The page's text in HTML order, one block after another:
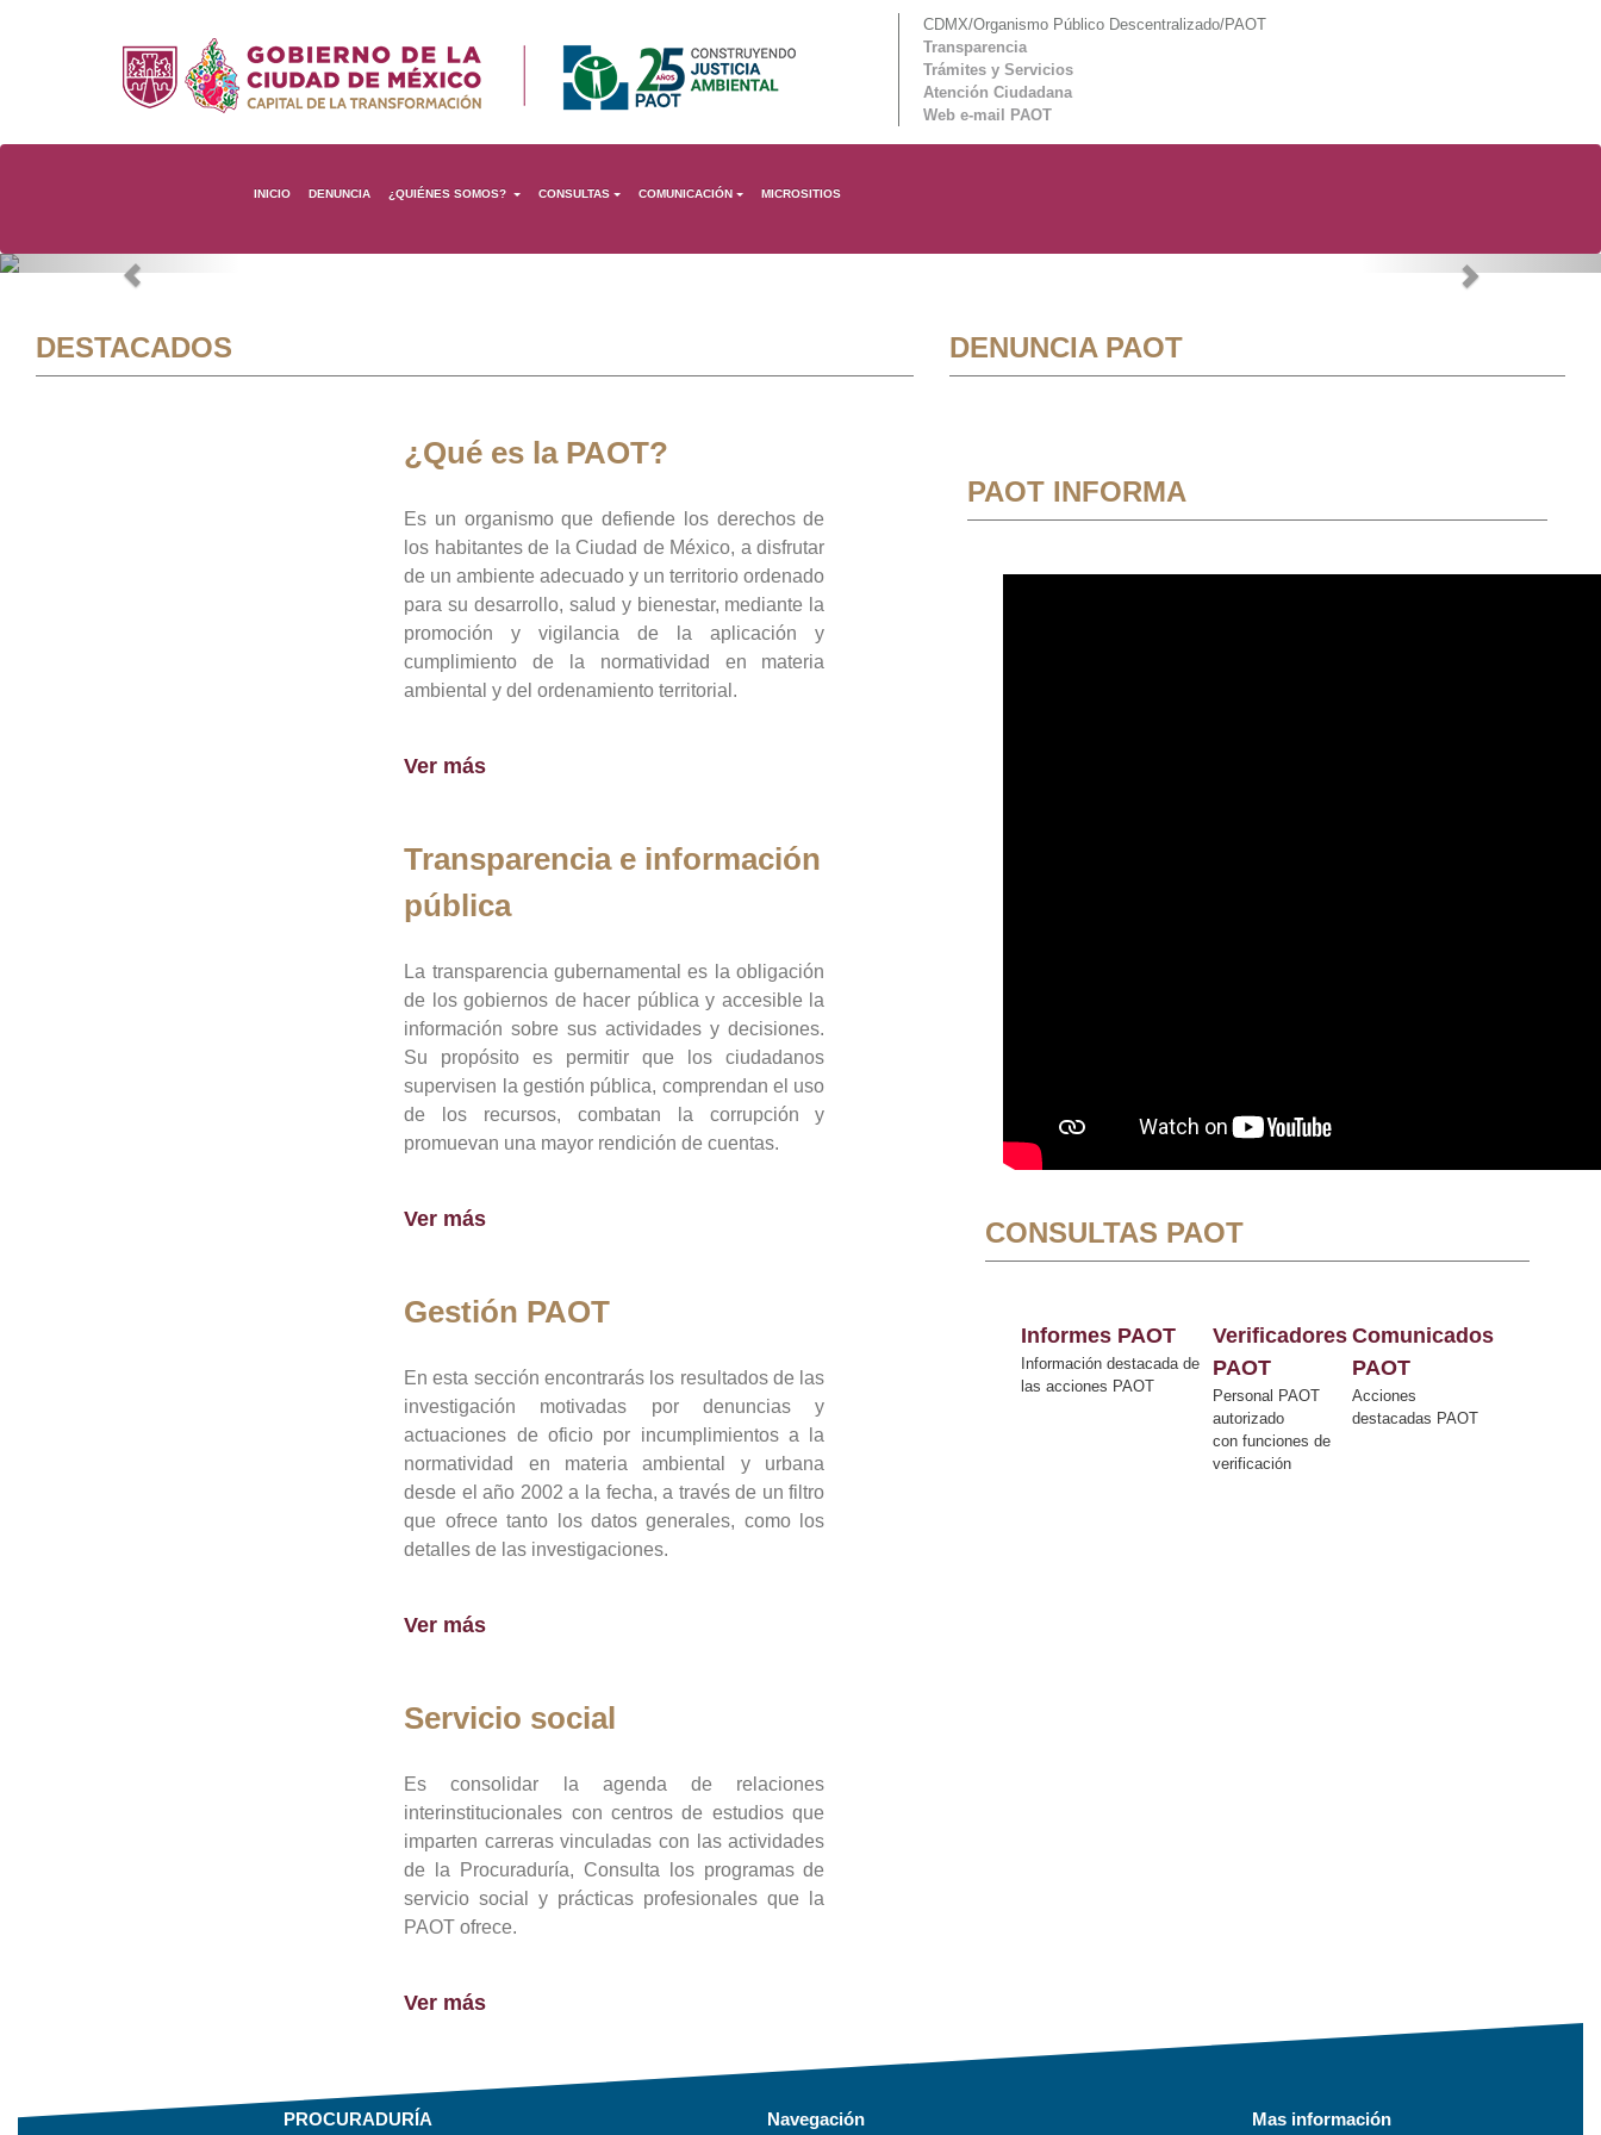
CDMX/Organismo Público Descentralizado/PAOT
Transparencia
Trámites y Servicios
Atención Ciudadana
Web e-mail PAOT
INICIO DENUNCIA ¿QUIÉNES SOMOS? CONSULTAS COMUNICACIÓN MICROSITIOS
Previous Next
DESTACADOS
¿Qué es la PAOT?
Es un organismo que defiende los derechos de
los habitantes de la Ciudad de México, a disfrutar
de un ambiente adecuado y un territorio ordenado
para su desarrollo, salud y bienestar, mediante la
promoción y vigilancia de la aplicación y
cumplimiento de la normatividad en materia
ambiental y del ordenamiento territorial.
Ver más
Transparencia e información
pública
La transparencia gubernamental es la obligación
de los gobiernos de hacer pública y accesible la
información sobre sus actividades y decisiones.
Su propósito es permitir que los ciudadanos
supervisen la gestión pública, comprendan el uso
de los recursos, combatan la corrupción y
promuevan una mayor rendición de cuentas.
Ver más
Gestión PAOT
En esta sección encontrarás los resultados de las
investigación motivadas por denuncias y
actuaciones de oficio por incumplimientos a la
normatividad en materia ambiental y urbana
desde el año 2002 a la fecha, a través de un filtro
que ofrece tanto los datos generales, como los
detalles de las investigaciones.
Ver más
Servicio social
Es consolidar la agenda de relaciones
interinstitucionales con centros de estudios que
imparten carreras vinculadas con las actividades
de la Procuraduría, Consulta los programas de
servicio social y prácticas profesionales que la
PAOT ofrece.
Ver más
DENUNCIA PAOT
PAOT INFORMA
CONSULTAS PAOT
Informes PAOT
Información destacada de
las acciones PAOT
Verificadores
PAOT
Personal PAOT
autorizado
con funciones de
verificación
Comunicados
PAOT
Acciones
destacadas PAOT
PROCURADURÍA Navegación Mas información